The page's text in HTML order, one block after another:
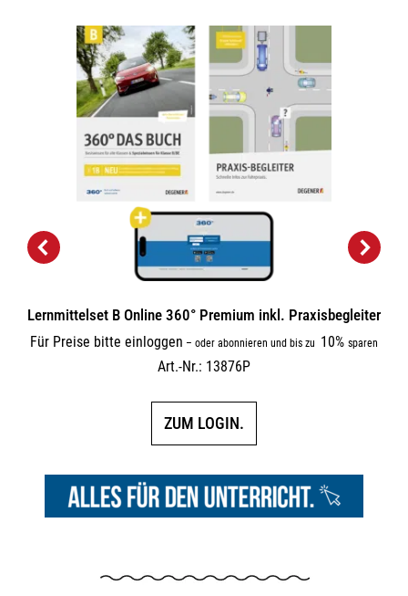
Lernmittelset B Online 360° Premium inkl. Praxisbegleiter
Für Preise bitte einloggen – oder abonnieren und bis zu 10% sparen
Art.-Nr.: 13876P
ZUM LOGIN.